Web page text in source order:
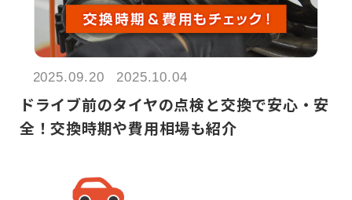
2025.09.20 2025.10.04
ドライブ前のタイヤの点検と交換で安心・安
全！交換時期や費用相場も紹介